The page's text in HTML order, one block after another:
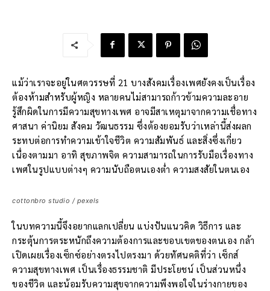
แม้ว่าเราจะอยู่ในศตวรรษที่ 21 บางสังคมเรื่องเพศยังคงเป็นเรื่อง
ต้องห้ามสำหรับผู้หญิง หลายคนไม่สามารถก้าวข้ามความละอาย
รู้สึกผิดในการมีความสุขทางเพศ อาจมีสาเหตุมาจากความเชื่อทาง
ศาสนา ค่านิยม สังคม วัฒนธรรม ซึ่งต้องยอมรับว่าเหล่านี้ส่งผลก
ระทบต่อการทำความเข้าใจชีวิต ความสัมพันธ์ และสิ่งซึ่งเกี่ยว
เนื่องตามมา อาทิ สุขภาพจิต ความสามารถในการรับมือเรื่องทาง
เพศในรูปแบบต่างๆ ความนับถือตนเองต่ำ ความสงสัยในตนเอง
cottonbro studio / pexels
ในบทความนี้จึงอยากแลกเปลี่ยน แบ่งปันแนวคิด วิธีการ และ
กระตุ้นการตระหนักถึงความต้องการและขอบเขตของตนเอง กล้า
เปิดเผยเรื่องเซ็กซ์อย่างตรงไปตรงมา ด้วยทัศนคติที่ว่า เซ็กส์
ความสุขทางเพศ เป็นเรื่องธรรมชาติ มีประโยชน์ เป็นส่วนหนึ่ง
ของชีวิต และน้อมรับความสุขจากความพึงพอใจในร่างกายของ